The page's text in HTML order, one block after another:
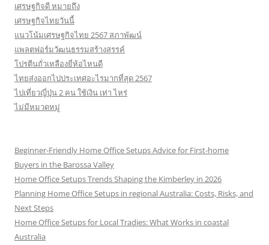
เศรษฐกิจดี หมายถึง
เศรษฐกิจไทยวันนี้
แนวโน้มเศรษฐกิจไทย 2567 สภาพัฒน์
แพลตฟอร์มวัฒนธรรมสร้างสรรค์
โปรตีนถั่วเหลืองยี่ห้อไหนดี
ไทยส่งออกไปประเทศอะไรมากที่สุด 2567
ไปเที่ยวญี่ปุ่น 2 คน ใช้เงิน เท่า ไหร่
ไม่มีหมวดหมู่
Beginner-Friendly Home Office Setups Advice for First-home
Buyers in the Barossa Valley
Home Office Setups Trends Shaping the Kimberley in 2026
Planning Home Office Setups in regional Australia: Costs, Risks, and
Next Steps
Home Office Setups for Local Tradies: What Works in coastal
Australia